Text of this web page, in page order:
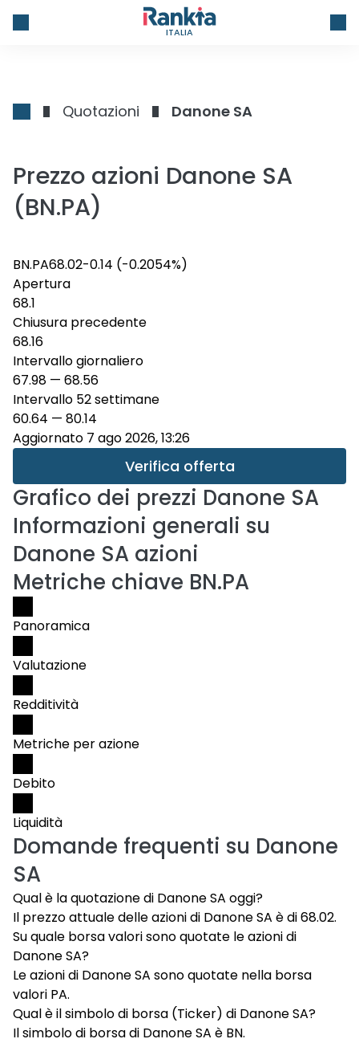
ITALIA
Quotazioni Danone SA
Prezzo azioni Danone SA
(BN.PA)
BN.PA68.02-0.14 (-0.2054%)
Apertura
68.1
Chiusura precedente
68.16
Intervallo giornaliero
67.98 — 68.56
Intervallo 52 settimane
60.64 — 80.14
Aggiornato 7 ago 2026, 13:26
Verifica offerta
Grafico dei prezzi Danone SA
Informazioni generali su
Danone SA azioni
Metriche chiave BN.PA
Panoramica
Valutazione
Redditività
Metriche per azione
Debito
Liquidità
Domande frequenti su Danone
SA
Qual è la quotazione di Danone SA oggi?
Il prezzo attuale delle azioni di Danone SA è di 68.02.
Su quale borsa valori sono quotate le azioni di
Danone SA?
Le azioni di Danone SA sono quotate nella borsa
valori PA.
Qual è il simbolo di borsa (Ticker) di Danone SA?
Il simbolo di borsa di Danone SA è BN.